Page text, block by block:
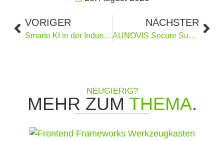
VORIGER
Smarte KI in der Industrie
NÄCHSTER
AUNOVIS Secure Sum und die Cyber-Resilienz
NEUGIERIG?
MEHR ZUM THEMA.